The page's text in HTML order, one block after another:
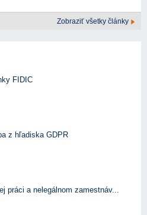
Zobraziť všetky články
FIDIC
z hľadiska GDPR
práci a nelegálnom zamestnáv...